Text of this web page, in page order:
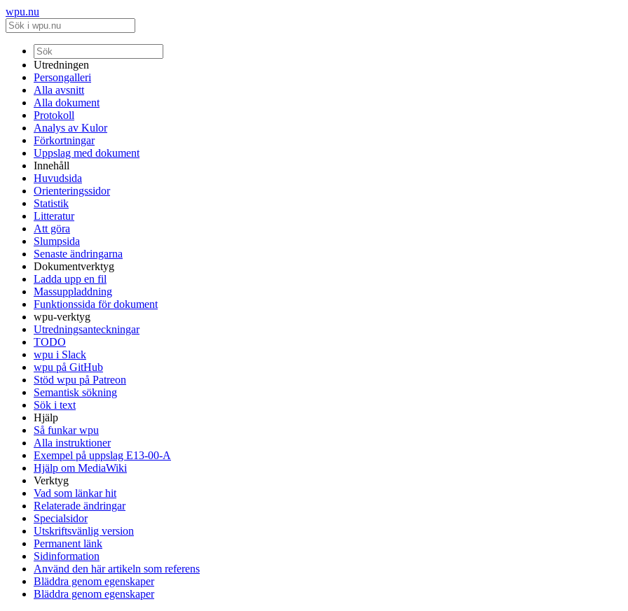
wpu.nu
Utredningen
Persongalleri
Alla avsnitt
Alla dokument
Protokoll
Analys av Kulor
Förkortningar
Uppslag med dokument
Innehåll
Huvudsida
Orienteringssidor
Statistik
Litteratur
Att göra
Slumpsida
Senaste ändringarna
Dokumentverktyg
Ladda upp en fil
Massuppladdning
Funktionssida för dokument
wpu-verktyg
Utredningsanteckningar
TODO
wpu i Slack
wpu på GitHub
Stöd wpu på Patreon
Semantisk sökning
Sök i text
Hjälp
Så funkar wpu
Alla instruktioner
Exempel på uppslag E13-00-A
Hjälp om MediaWiki
Verktyg
Vad som länkar hit
Relaterade ändringar
Specialsidor
Utskriftsvänlig version
Permanent länk
Sidinformation
Använd den här artikeln som referens
Bläddra genom egenskaper
Bläddra genom egenskaper